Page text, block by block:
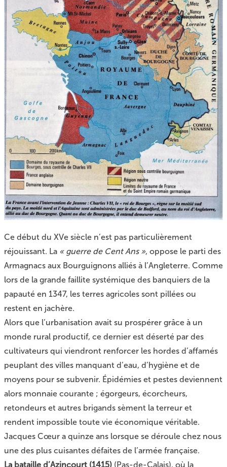
Ce début du XVe siècle n’est pas particulièrement
réjouissant. La « guerre de Cent Ans », oppose le parti des
Armagnacs aux Bourguignons alliés à l’Angleterre. Comme
lors de la grande faillite systémique des banquiers de la
papauté en 1347, les terres agricoles sont pillées ou
restent en jachère.
Alors que l’urbanisation avait su prospérer grâce à un
monde rural productif, ce dernier est déserté par des
cultivateurs qui viendront renforcer les hordes d’affamés
peuplant des villes manquant d’eau, d’hygiène et de
moyens pour se subvenir. Épidémies et pestes deviennent
alors monnaie courante ; égorgeurs, écorcheurs,
retondeurs et autres brigands sèment la terreur et
rendent impossible toute vie économique véritable.
Jacques Cœur a quinze ans lorsque se déroule chez nous
une des plus cuisantes défaites de l’armée française.
La bataille d’Azincourt (1415) (Pas-de-Calais), où la